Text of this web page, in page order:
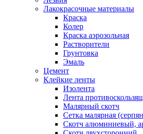
Лакокрасочные материалы
Краска
Колер
Краска аэрозольная
Растворители
Грунтовка
Эмаль
Цемент
Клейкие ленты
Изолента
Лента
Малярный скотч
Сетка малярная
Скотч алюминиевый,